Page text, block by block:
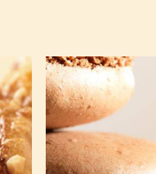
黑
巧
克
力
马
卡
龙